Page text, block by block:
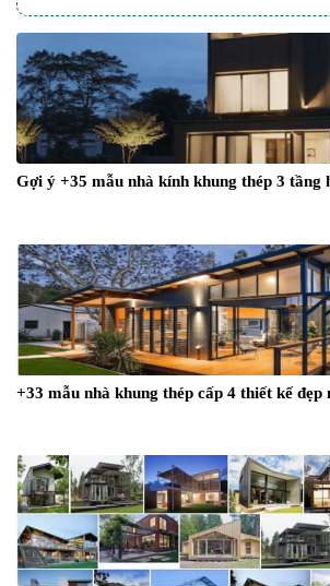
Gợi ý +35 mẫu nhà kính khung thép 3 tầng
+33 mẫu nhà khung thép cấp 4 thiết kế đẹp